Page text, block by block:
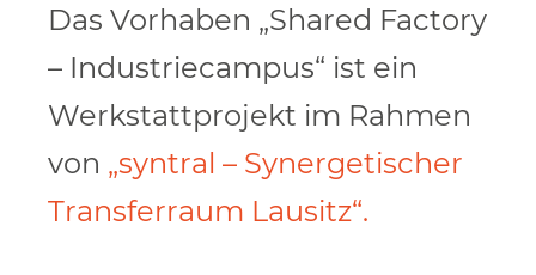
Das Vorhaben „Shared Factory
– Industriecampus“ ist ein
Werkstattprojekt im Rahmen
von „syntral – Synergetischer
Transferraum Lausitz“.